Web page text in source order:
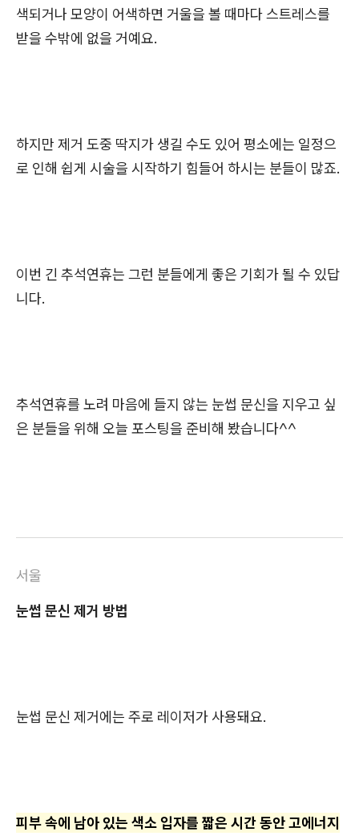
색되거나 모양이 어색하면 거울을 볼 때마다 스트레스를
받을 수밖에 없을 거예요.
하지만 제거 도중 딱지가 생길 수도 있어 평소에는 일정으
로 인해 쉽게 시술을 시작하기 힘들어 하시는 분들이 많죠.
이번 긴 추석연휴는 그런 분들에게 좋은 기회가 될 수 있답
니다.
추석연휴를 노려 마음에 들지 않는 눈썹 문신을 지우고 싶
은 분들을 위해 오늘 포스팅을 준비해 봤습니다^^
서울
눈썹 문신 제거 방법
눈썹 문신 제거에는 주로 레이저가 사용돼요.
피부 속에 남아 있는 색소 입자를 짧은 시간 동안 고에너지